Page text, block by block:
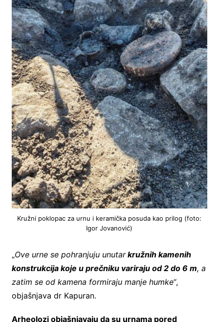
Kružni poklopac za urnu i keramička posuda kao prilog (foto:
Igor Jovanović)
„Ove urne se pohranjuju unutarkružnih kamenih
konstrukcija koje u prečniku variraju od 2 do 6 m, a
zatim se od kamena formiraju manje humke“,
objašnjava dr Kapuran.
Arheolozi objašnjavaju da su urnama pored